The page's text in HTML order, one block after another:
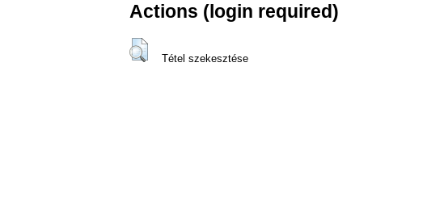
Actions (login required)
Tétel szekesztése